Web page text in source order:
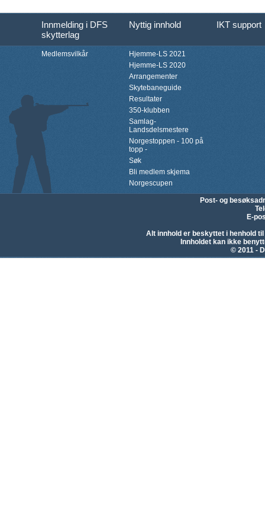
Innmelding i DFS
skytterlag
Nyttig innhold IKT support
Medlemsvilkår
Hjemme-LS 2021
Hjemme-LS 2020
Arrangementer
Skytebaneguide
Resultater
350-klubben
Samlag-
Landsdelsmestere
Norgestoppen - 100 på
topp -
Søk
Bli medlem skjema
Norgescupen
Post- og
E-
Alt innhold er beskyttet i henhold
Innholdet kan ikke
© 2011 -